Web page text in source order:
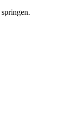
springen.